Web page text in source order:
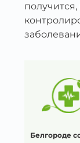
Белгороде